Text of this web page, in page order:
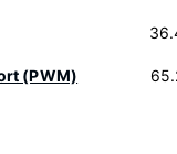
(PWM)